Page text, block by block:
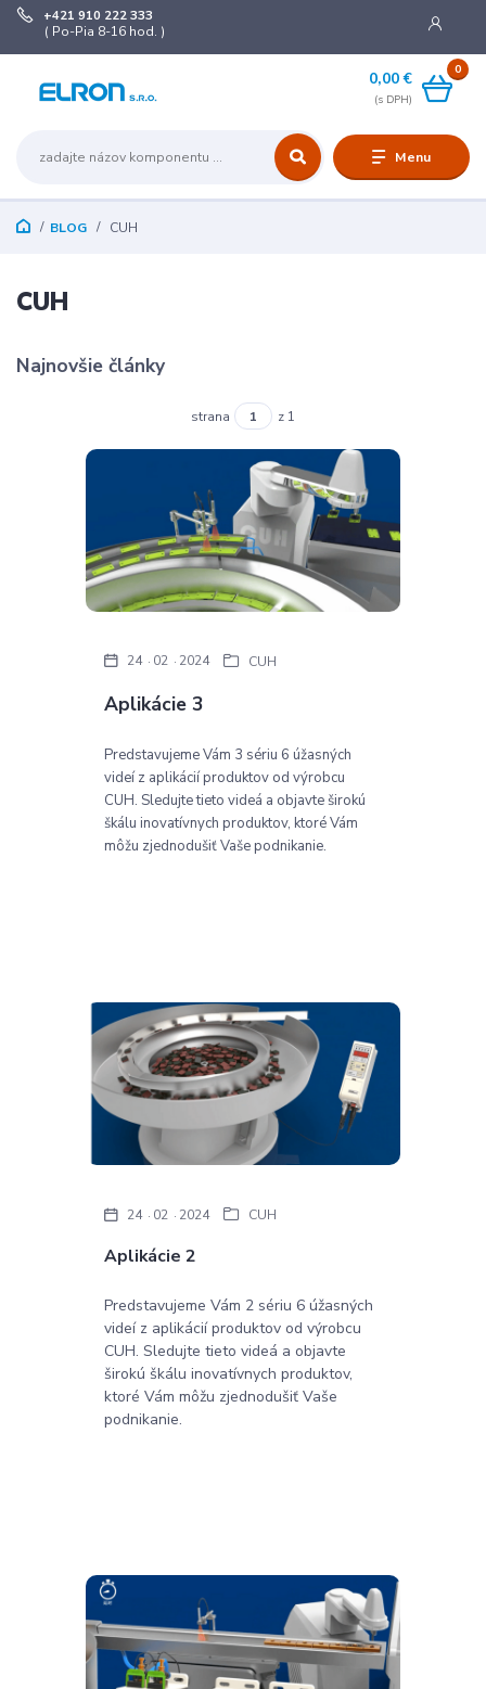
Menu
+421 910 222 333
( Po-Pia 8-16 hod. )
0
0,00 €
BLOG CUH
CUH
Najnovšie články
strana z 1
Aplikácie 3
24 02 2024 CUH
Predstavujeme Vám 3 sériu 6 úžasných
videí z aplikácií produktov od výrobcu
CUH. Sledujte tieto videá a objavte širokú
škálu inovatívnych produktov, ktoré Vám
môžu zjednodušiť Vaše podnikanie.
Aplikácie 2
24 02 2024 CUH
Predstavujeme Vám 2 sériu 6 úžasných
videí z aplikácií produktov od výrobcu
CUH. Sledujte tieto videá a objavte
širokú škálu inovatívnych produktov,
ktoré Vám môžu zjednodušiť Vaše
podnikanie.